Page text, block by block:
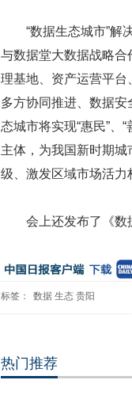
“数据生态城市”解
与数据堂大数据战略
理基地、资产运营平
多方协同推进、数据
态城市将实现“惠民”、
主体，为我国新时期
级、激发区域市场活力
会上还发布了《数
标签： 数据 生态 贵阳
热门推荐